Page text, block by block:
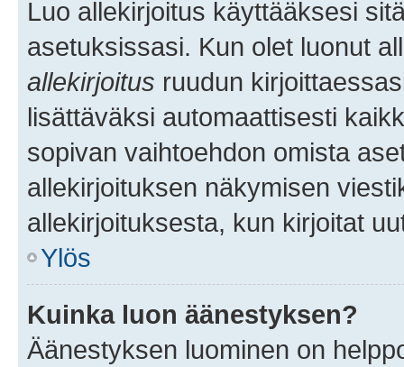
Luo allekirjoitus käyttääksesi
asetuksissasi. Kun olet luonut
allekirjoitus ruudun
lisättäväksi automaattisesti
sopivan vaihtoehdon omista
allekirjoituksen näkymisen
allekirjoituksesta, kun kirjoitat
Ylös
Kuinka luon äänestyksen?
Äänestyksen luominen on